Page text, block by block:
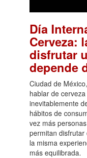
Día
Cerveza:
disfrutar
depende
Ciudad de
hablar de
inevitablemente
hábitos de
vez más
permitan disfrutar
la misma
más equilibrada.